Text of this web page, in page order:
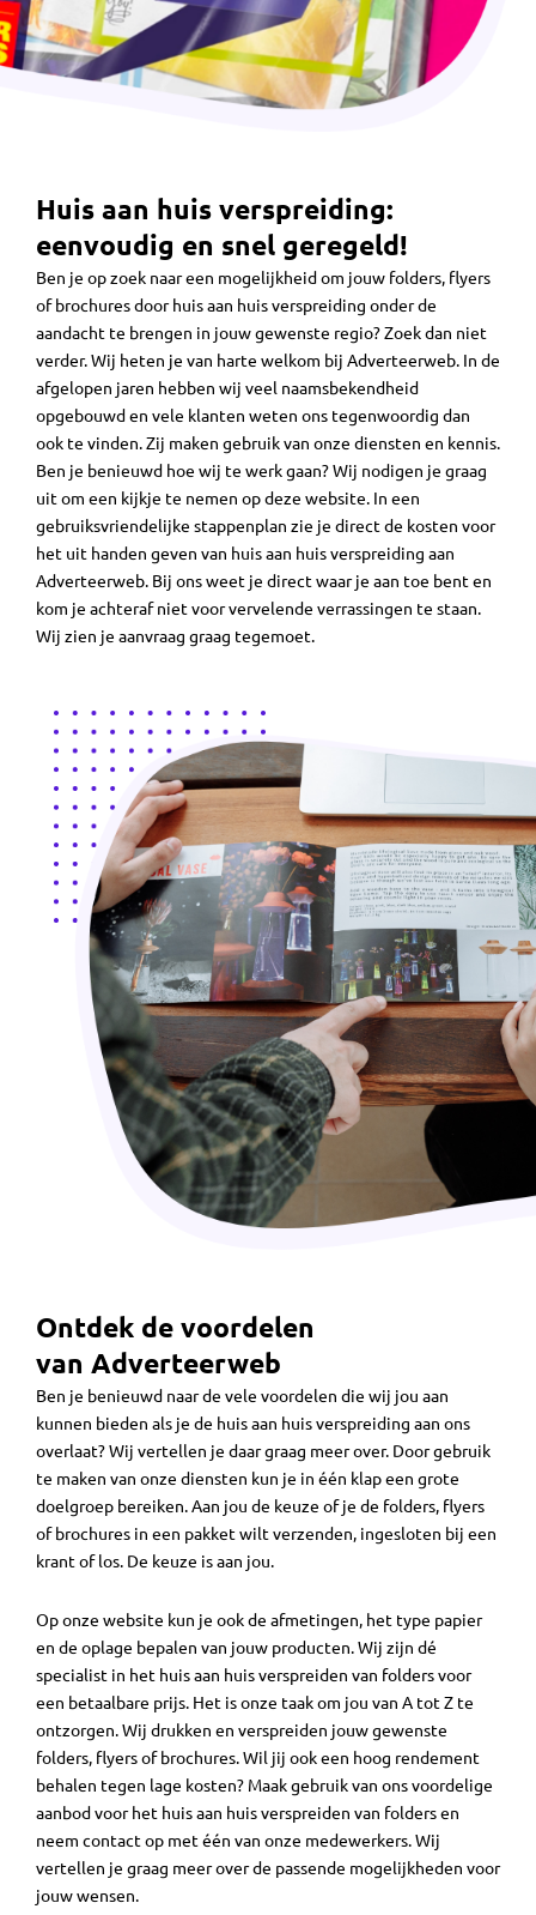
Huis aan huis verspreiding:
eenvoudig en snel geregeld!
Ben je op zoek naar een mogelijkheid om jouw folders, flyers
of brochures door huis aan huis verspreiding onder de
aandacht te brengen in jouw gewenste regio? Zoek dan niet
verder. Wij heten je van harte welkom bij Adverteerweb. In de
afgelopen jaren hebben wij veel naamsbekendheid
opgebouwd en vele klanten weten ons tegenwoordig dan
ook te vinden. Zij maken gebruik van onze diensten en kennis.
Ben je benieuwd hoe wij te werk gaan? Wij nodigen je graag
uit om een kijkje te nemen op deze website. In een
gebruiksvriendelijke stappenplan zie je direct de kosten voor
het uit handen geven van huis aan huis verspreiding aan
Adverteerweb. Bij ons weet je direct waar je aan toe bent en
kom je achteraf niet voor vervelende verrassingen te staan.
Wij zien je aanvraag graag tegemoet.
Ontdek de voordelen
van Adverteerweb
Ben je benieuwd naar de vele voordelen die wij jou aan
kunnen bieden als je de huis aan huis verspreiding aan ons
overlaat? Wij vertellen je daar graag meer over. Door gebruik
te maken van onze diensten kun je in één klap een grote
doelgroep bereiken. Aan jou de keuze of je de folders, flyers
of brochures in een pakket wilt verzenden, ingesloten bij een
krant of los. De keuze is aan jou.
Op onze website kun je ook de afmetingen, het type papier
en de oplage bepalen van jouw producten. Wij zijn dé
specialist in het huis aan huis verspreiden van folders voor
een betaalbare prijs. Het is onze taak om jou van A tot Z te
ontzorgen. Wij drukken en verspreiden jouw gewenste
folders, flyers of brochures. Wil jij ook een hoog rendement
behalen tegen lage kosten? Maak gebruik van ons voordelige
aanbod voor het huis aan huis verspreiden van folders en
neem contact op met één van onze medewerkers. Wij
vertellen je graag meer over de passende mogelijkheden voor
jouw wensen.